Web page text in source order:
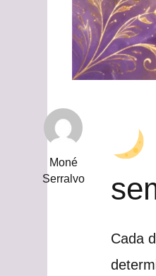
Moné
Serralvo
Cada